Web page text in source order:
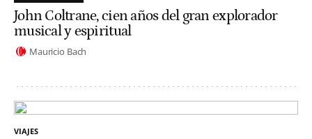
John Coltrane, cien años del gran explorador
musical y espiritual
Mauricio Bach
VIAJES